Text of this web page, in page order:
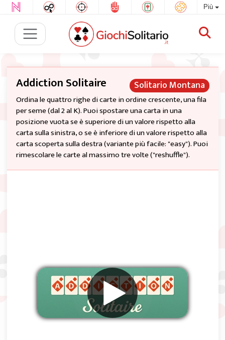
Più
Solitario Montana
Addiction Solitaire
Ordina le quattro righe di carte in ordine crescente, una fila
per seme (dal 2 al K). Puoi spostare una carta in una
posizione vuota se è superiore di un valore rispetto alla
carta sulla sinistra, o se è inferiore di un valore rispetto alla
carta scoperta sulla destra (variante più facile: "easy"). Puoi
rimescolare le carte al massimo tre volte ("reshuffle").